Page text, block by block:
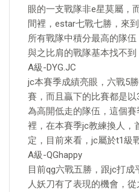
眼的一支戰隊非e星莫屬，
間裡，estar七戰七勝，來
所有戰隊中積分最高的隊
與之比肩的戰隊基本找不到
A級-DYG.JC
jc本賽季成績亮眼，六戰5
賽，而且贏下的比賽都是
為高開低走的隊伍，這個
裡，在本賽季jc教練換人，
定，目前來看，jc屬於t1級
A級-QGhappy
目前qg六戰五勝，跟jc打
人妖刀有了表現的機會，